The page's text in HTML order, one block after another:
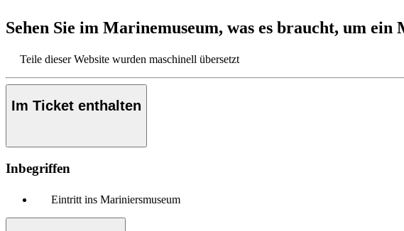
Sehen Sie im Marinemuseum, was es braucht, um ein
Teile dieser Website wurden maschinell übersetzt
Im Ticket enthalten
Inbegriffen
Eintritt ins Mariniersmuseum